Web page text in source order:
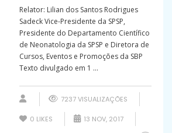
Relator: Lilian dos Santos Rodrigues
Sadeck Vice-Presidente da SPSP,
Presidente do Departamento Científico
de Neonatologia da SPSP e Diretora de
Cursos, Eventos e Promoções da SBP
Texto divulgado em 1 ...
7237 VISUALIZAÇÕES
0 LIKES 13 NOV, 2017